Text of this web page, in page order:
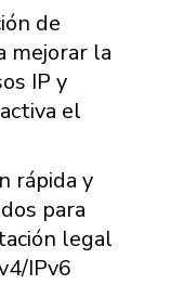
de
mejorar la
IP y
el
rápida y
para
legal
IPv6